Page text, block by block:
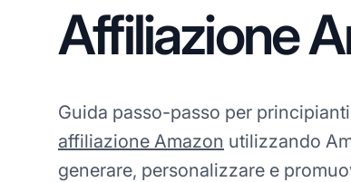
Affiliazione
Guida passo-passo per
affiliazione Amazon utilizzando
generare, personalizzare e